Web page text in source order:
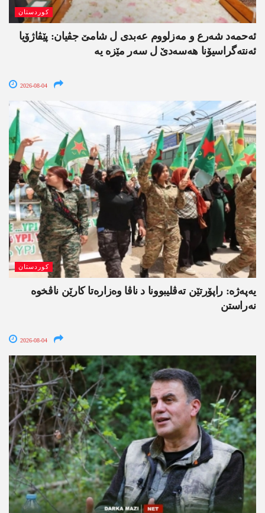
کوردستان
ئەحمەد شەرع و مەزلووم عەبدی ل شامێ جڤیان: پێڤاژۆیا
ئەنتەگراسیۆنا ھەسەدێ ل سەر مێزە یە
2026-08-04
کوردستان
یەپەژە: راپۆرتێن تەڤلیبوونا د ناڤا وەزارەتا کارێن ناڤخوە
نەراستن
2026-08-04